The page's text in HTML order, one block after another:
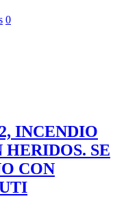
0
INCENDIO
SE
CON